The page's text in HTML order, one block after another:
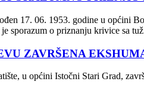
17. 06. 1953. godine u općini
sporazum o priznanju krivice sa
ZAVRŠENA
u općini Istočni Stari Grad,